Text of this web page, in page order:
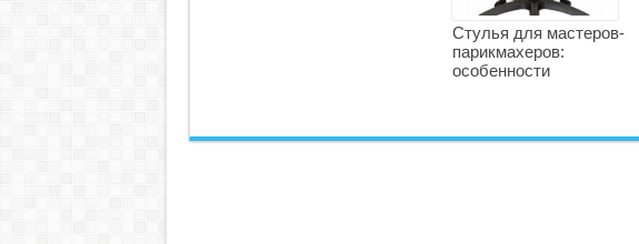
Стулья для мастеров-
парикмахеров:
особенности